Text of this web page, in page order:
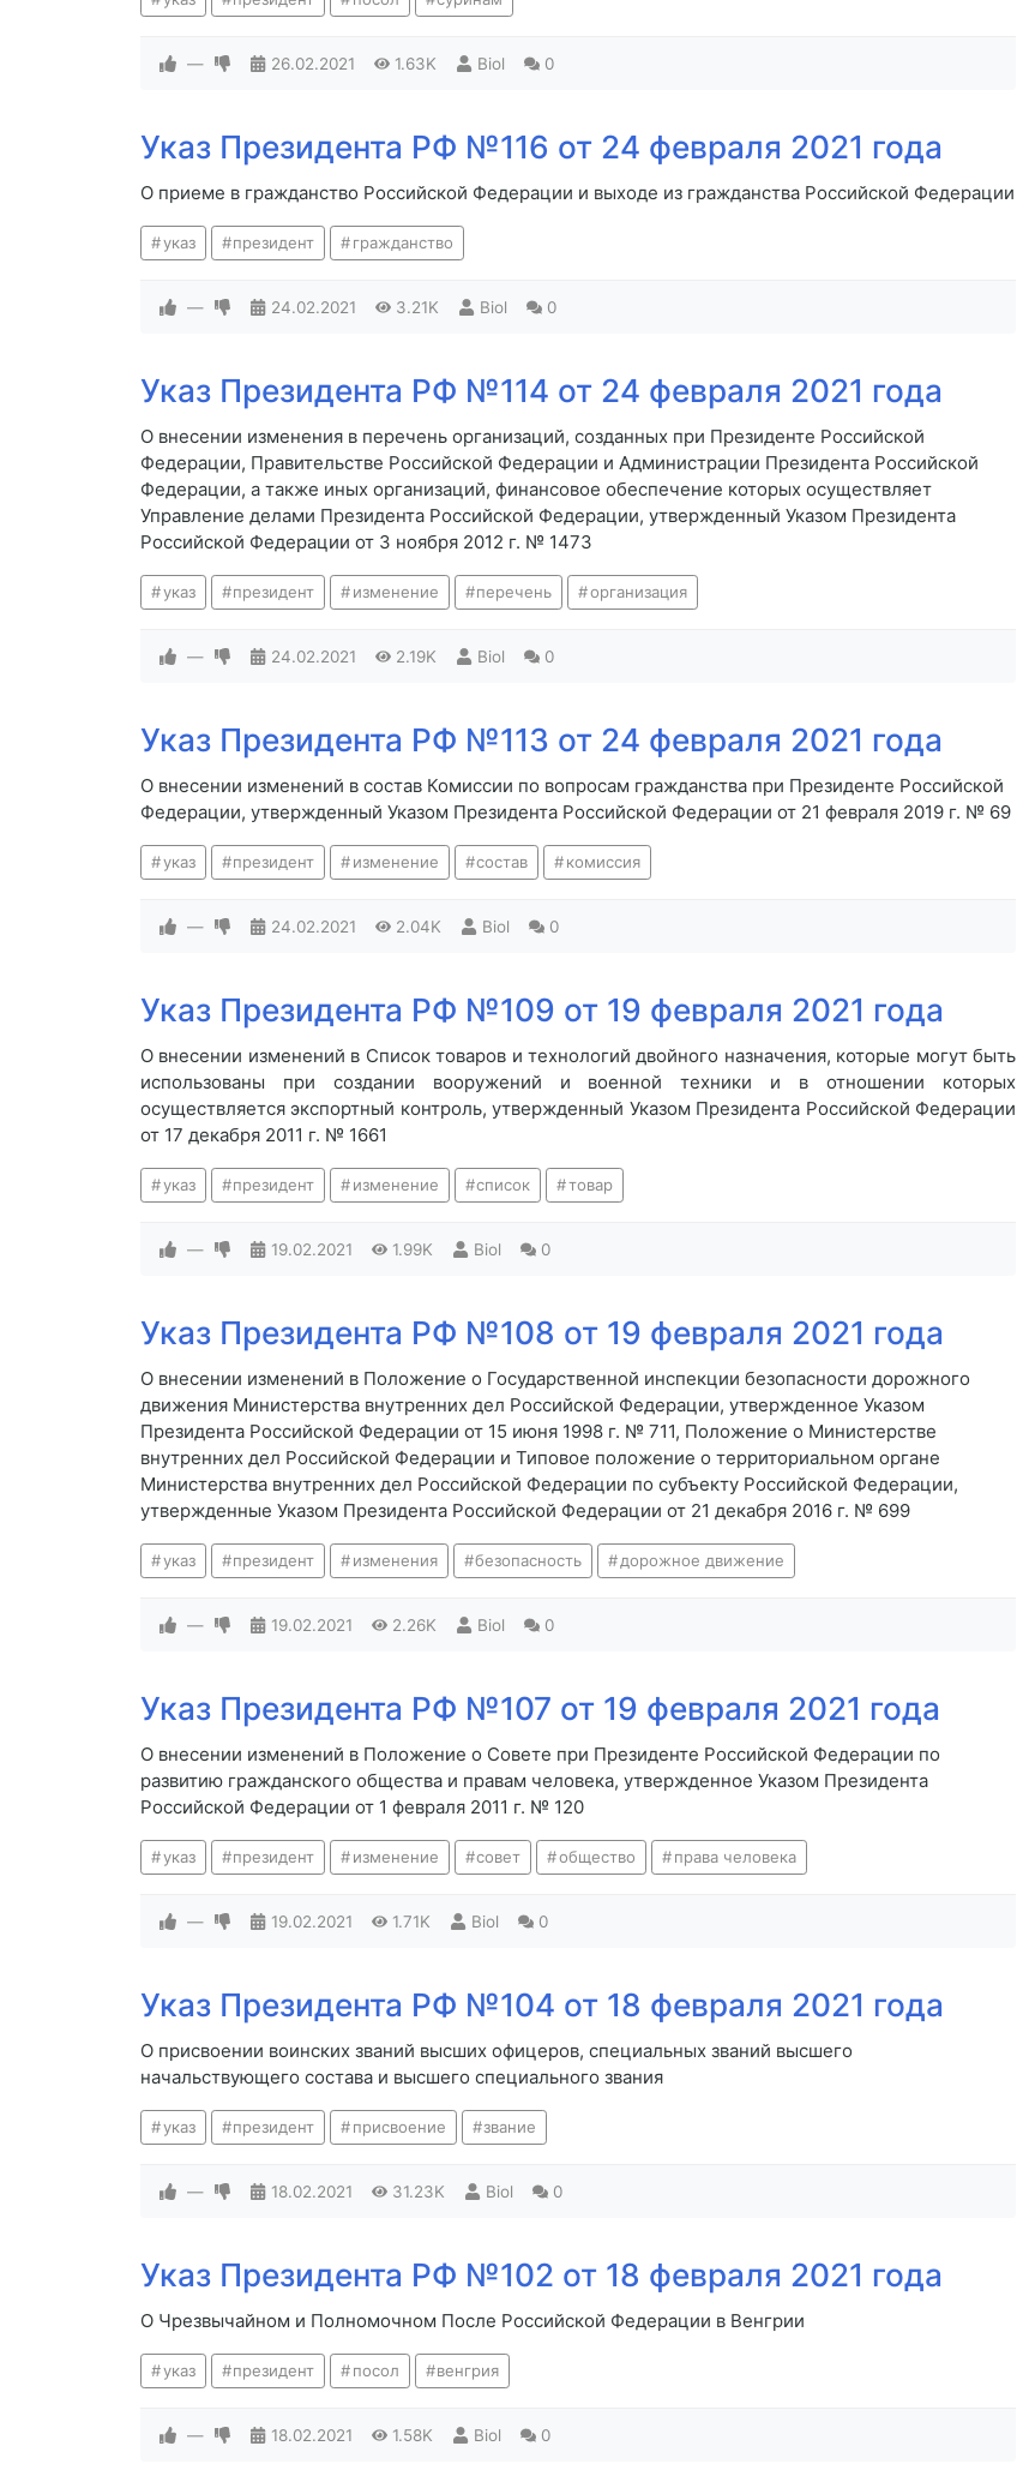
— 26.02.2021 1.63K Biol 0
Указ Президента РФ №116 от 24 февраля 2021 года
О приеме в гражданство Российской Федерации и выходе из гражданства Российской Федерации
указ президент гражданство
— 24.02.2021 3.21K Biol 0
Указ Президента РФ №114 от 24 февраля 2021 года
О внесении изменения в перечень организаций, созданных при Президенте Российской
Федерации, Правительстве Российской Федерации и Администрации Президента Российской
Федерации, а также иных организаций, финансовое обеспечение которых осуществляет
Управление делами Президента Российской Федерации, утвержденный Указом Президента
Российской Федерации от 3 ноября 2012 г. № 1473
указ президент изменение перечень организация
— 24.02.2021 2.19K Biol 0
Указ Президента РФ №113 от 24 февраля 2021 года
О внесении изменений в состав Комиссии по вопросам гражданства при Президенте Российской
Федерации, утвержденный Указом Президента Российской Федерации от 21 февраля 2019 г. № 69
указ президент изменение состав комиссия
— 24.02.2021 2.04K Biol 0
Указ Президента РФ №109 от 19 февраля 2021 года
О внесении изменений в Список товаров и технологий двойного назначения, которые могут быть
использованы при создании вооружений и военной техники и в отношении которых
осуществляется экспортный контроль, утвержденный Указом Президента Российской Федерации
от 17 декабря 2011 г. № 1661
указ президент изменение список товар
— 19.02.2021 1.99K Biol 0
Указ Президента РФ №108 от 19 февраля 2021 года
О внесении изменений в Положение о Государственной инспекции безопасности дорожного
движения Министерства внутренних дел Российской Федерации, утвержденное Указом
Президента Российской Федерации от 15 июня 1998 г. № 711, Положение о Министерстве
внутренних дел Российской Федерации и Типовое положение о территориальном органе
Министерства внутренних дел Российской Федерации по субъекту Российской Федерации,
утвержденные Указом Президента Российской Федерации от 21 декабря 2016 г. № 699
указ президент изменения безопасность дорожное движение
— 19.02.2021 2.26K Biol 0
Указ Президента РФ №107 от 19 февраля 2021 года
О внесении изменений в Положение о Совете при Президенте Российской Федерации по
развитию гражданского общества и правам человека, утвержденное Указом Президента
Российской Федерации от 1 февраля 2011 г. № 120
указ президент изменение совет общество права человека
— 19.02.2021 1.71K Biol 0
Указ Президента РФ №104 от 18 февраля 2021 года
О присвоении воинских званий высших офицеров, специальных званий высшего
начальствующего состава и высшего специального звания
указ президент присвоение звание
— 18.02.2021 31.23K Biol 0
Указ Президента РФ №102 от 18 февраля 2021 года
О Чрезвычайном и Полномочном После Российской Федерации в Венгрии
указ президент посол венгрия
— 18.02.2021 1.58K Biol 0